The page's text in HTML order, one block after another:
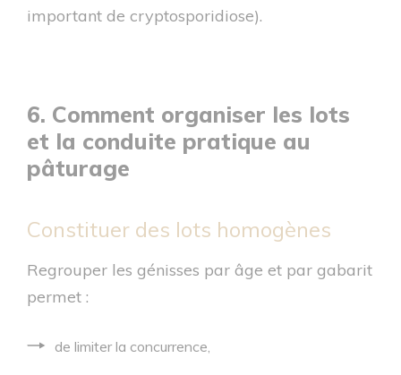
important de cryptosporidiose).
6. Comment organiser les lots
et la conduite pratique au
pâturage
Constituer des lots homogènes
Regrouper les génisses par âge et par gabarit
permet :
de limiter la concurrence,